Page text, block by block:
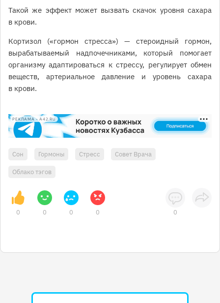
Такой же эффект может вызвать скачок уровня сахара
в крови.
Кортизол («гормон стресса») — стероидный гормон,
вырабатываемый надпочечниками, который помогает
организму адаптироваться к стрессу, регулирует обмен
веществ, артериальное давление и уровень сахара
в крови.
РЕКЛАМА • A42.RU
Сон Гормоны Стресс Совет Врача
Облако тэгов
0 0 0 0 0